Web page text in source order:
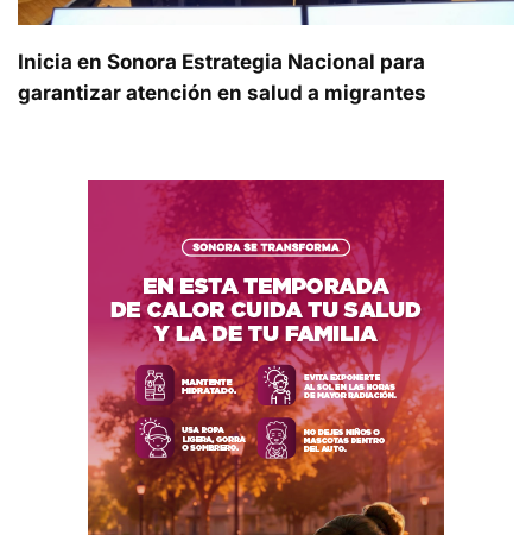
Inicia en Sonora Estrategia Nacional para
garantizar atención en salud a migrantes